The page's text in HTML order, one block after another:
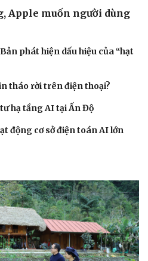
Apple muốn người dùng
phát hiện dấu hiệu của “hạt
tháo rời trên điện thoại?
hạ tầng AI tại Ấn Độ
động cơ sở điện toán AI lớn